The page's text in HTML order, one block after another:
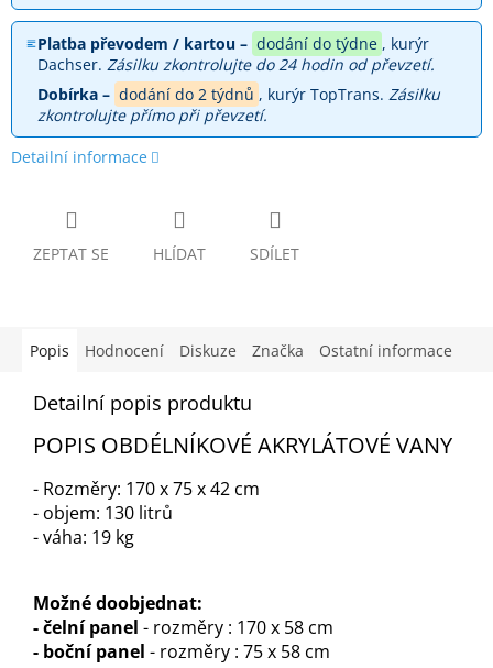
Platba převodem / kartou – dodání do týdne , kurýr
Dachser. Zásilku zkontrolujte do 24 hodin od převzetí.
Dobírka – dodání do 2 týdnů , kurýr TopTrans. Zásilku
zkontrolujte přímo při převzetí.
Detailní informace
ZEPTAT SE HLÍDAT SDÍLET
Popis Hodnocení Diskuze Značka Ostatní informace
Detailní popis produktu
POPIS OBDÉLNÍKOVÉ AKRYLÁTOVÉ VANY
- Rozměry: 170 x 75 x 42 cm
- objem: 130 litrů
- váha: 19 kg
Možné doobjednat:
- čelní panel - rozměry : 170 x 58 cm
- boční panel - rozměry : 75 x 58 cm